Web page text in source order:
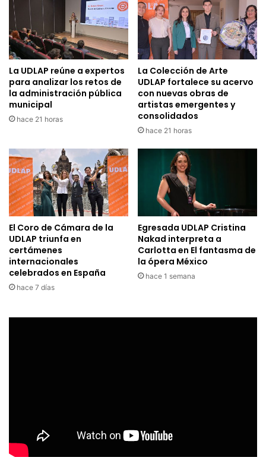
La UDLAP reúne a expertos
para analizar los retos de
la administración pública
municipal
hace 21 horas
La Colección de Arte
UDLAP fortalece su acervo
con nuevas obras de
artistas emergentes y
consolidados
hace 21 horas
El Coro de Cámara de la
UDLAP triunfa en
certámenes
internacionales
celebrados en España
hace 7 días
Egresada UDLAP Cristina
Nakad interpreta a
Carlotta en El fantasma de
la ópera México
hace 1 semana